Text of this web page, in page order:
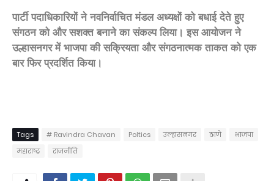
पार्टी पदाधिकारियों ने नवनिर्वाचित मंडल अध्यक्षों को बधाई देते हुए
संगठन को और सशक्त बनाने का संकल्प लिया। इस आयोजन ने
उल्हासनगर में भाजपा की सक्रियता और संगठनात्मक ताकत को एक
बार फिर प्रदर्शित किया।
Tags # Ravindra Chavan Poltics उल्हासनगर ठाणे
भाजपा
महाराष्ट्र
राजनीति